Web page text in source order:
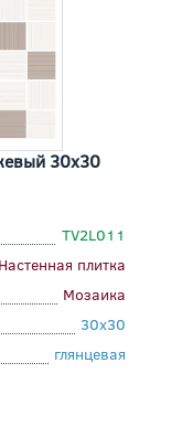
30x30
TV2L011
Настенная плитка
Мозаика
30x30
глянцевая